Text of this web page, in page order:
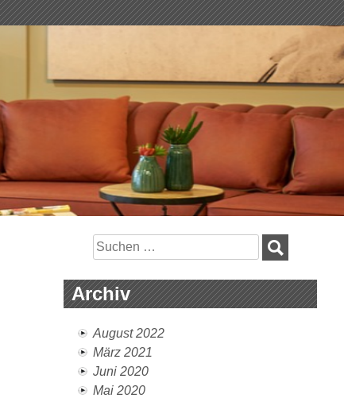
Suchen
nach:
Archiv
August 2022
März 2021
Juni 2020
Mai 2020